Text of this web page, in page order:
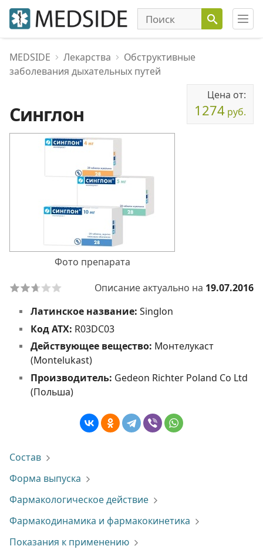
MEDSIDE Лекарства
Обструктивные
заболевания дыхательных путей
Синглон
Цена от:
1274 руб.
Фото препарата
Описание актуально на 19.07.2016
Латинское название: Singlon
Код АТХ: R03DC03
Действующее вещество: Монтелукаст
(Montelukast)
Производитель: Gedeon Richter Poland Co Ltd
(Польша)
Состав
Форма выпуска
Фармакологическое действие
Фармакодинамика и фармакокинетика
Показания к применению